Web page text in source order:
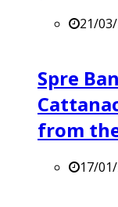
21/
Spre
from
17/